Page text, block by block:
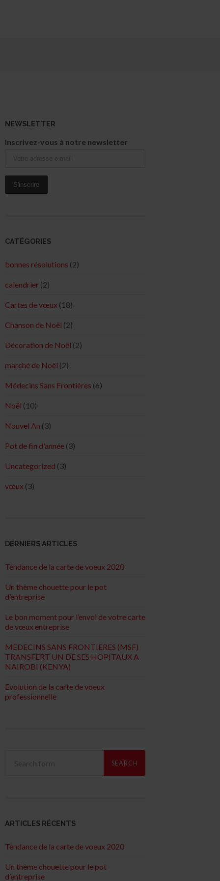
NEWSLETTER
Inscrivez-vous à notre newsletter
CATÉGORIES
bonnes résolutions (2)
calendrier (2)
Cartes de vœux (18)
Chanson de Noël (2)
Décoration de Noël (2)
marché de Noël (2)
Médecins Sans Frontières (6)
Noël (10)
Nouvel An (3)
Pot de fin d'année (3)
Uncategorized (3)
vœux (3)
DERNIERS ARTICLES
Tendance de la carte de voeux 2020
Un thème chouette pour le pot
d’entreprise
Le bon moment pour l’envoi de votre carte
de vœux entreprise
MEDECINS SANS FRONTIERES (MSF)
TRANSFERT UN DE SES HOPITAUX A
NAIROBI (KENYA)
Evolution de la carte de voeux
professionnelle
ARTICLES RÉCENTS
Tendance de la carte de voeux 2020
Un thème chouette pour le pot
d’entreprise